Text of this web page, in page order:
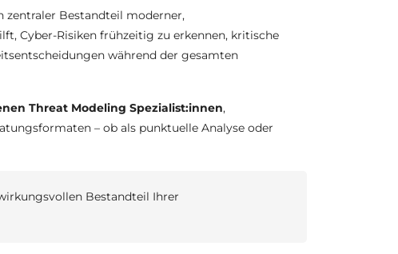
Bestandteil moderner,
Cyber-Risiken frühzeitig zu erkennen, kritische
während der gesamten
Threat Modeling Spezialist:innen,
– ob als punktuelle Analyse oder
Bestandteil Ihrer